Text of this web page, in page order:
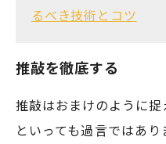
るべき技術とコツ
推敲を徹底する
推敲はおまけのように
といっても過言ではあ